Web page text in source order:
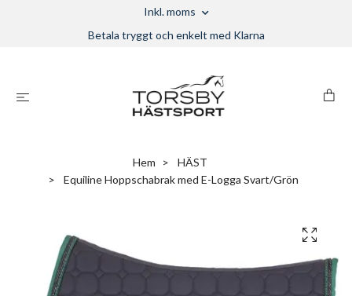
Inkl. moms
Betala tryggt och enkelt med Klarna
Hem
HÄST
Equiline Hoppschabrak med E-Logga Svart/Grön